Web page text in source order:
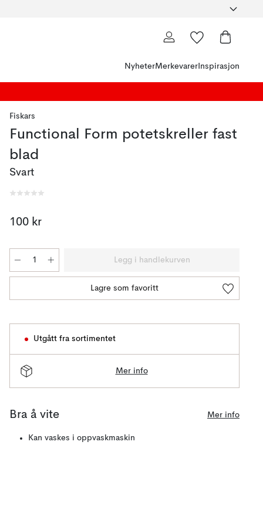
NyheterMerkevarer Inspirasjon
Fiskars
Functional Form potetskreller fast
blad
Svart
100 kr
Legg i handlekurven
Lagre som favoritt
Utgått fra sortimentet
Mer info
Bra å vite Mer info
Kan vaskes i oppvaskmaskin